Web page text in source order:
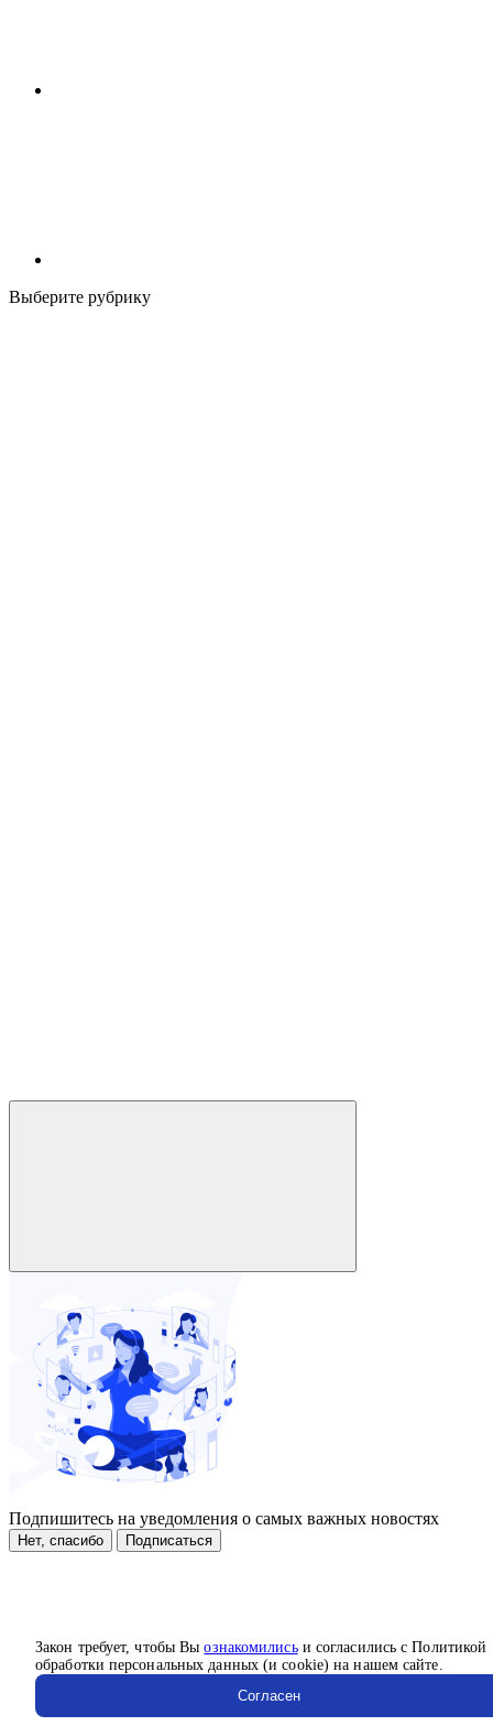
Закон требует, чтобы Выознакомилисьи согласились с Политикой
обработки персональных данных (и cookie) на нашем сайте.
Согласен
Выберите рубрику
Подпишитесь на уведомления о самых важных новостях
Нет, спасибо Подписаться